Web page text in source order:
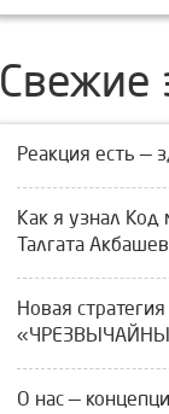
Свежие
Реакция есть —
Как я узнал Код
Талгата
Новая
О нас —